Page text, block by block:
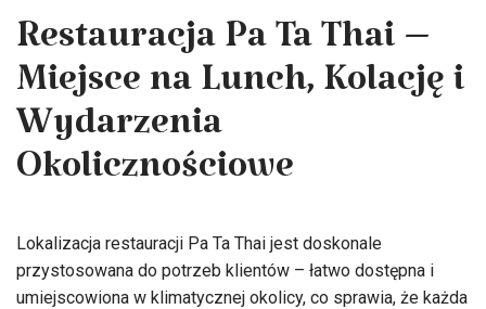
Restauracja Pa Ta Thai –
Miejsce na Lunch, Kolację i
Wydarzenia
Okolicznościowe
Lokalizacja restauracji Pa Ta Thai jest doskonale
przystosowana do potrzeb klientów – łatwo dostępna i
umiejscowiona w klimatycznej okolicy, co sprawia, że każda